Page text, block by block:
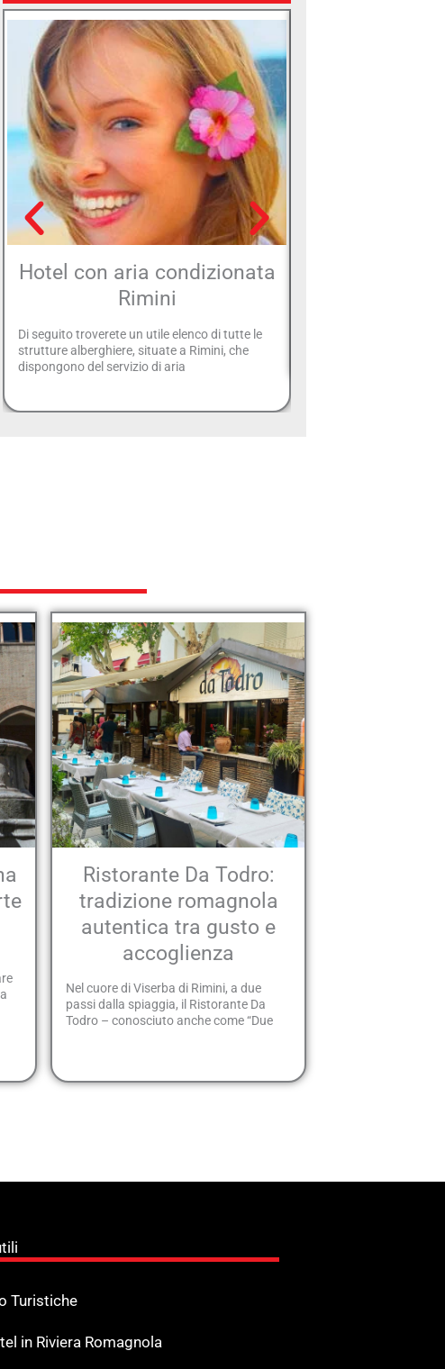
Hotel con aria condizionata
Rimini
Di seguito troverete un utile elenco di tutte le
strutture alberghiere, situate a Rimini, che
dispongono del servizio di aria
Ristorante Da Todro:
tradizione romagnola
autentica tra gusto e
accoglienza
Nel cuore di Viserba di Rimini, a due
passi dalla spiaggia, il Ristorante Da
Todro – conosciuto anche come “Due
Turistiche
in Riviera Romagnola